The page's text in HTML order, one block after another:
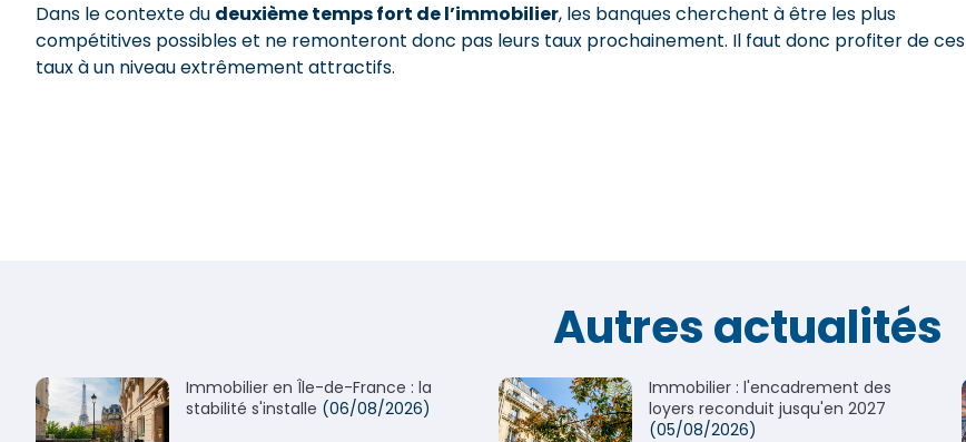
Dans le contexte du deuxième temps fort de l’immobilier, les banques cherchent à être les plus
compétitives possibles et ne remonteront donc pas leurs taux prochainement. Il faut donc profiter de ces
taux à un niveau extrêmement attractifs.
Autres actualités
Immobilier en Île-de-France : la
stabilité s'installe (06/08/2026)
Immobilier : l'encadrement des
loyers reconduit jusqu'en 2027
(05/08/2026)